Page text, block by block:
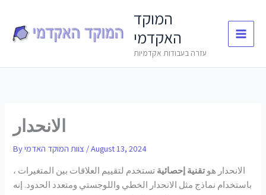
content
המוקד
האקדמי
עזרה בעבודות אקדמיות
الانحدار
By /August 13, 2024
الانحدار هوتقنية إحصائية تستخدم لتقييم العلاقات بين المتغيرات ،
باستخدام نماذج مثل الانحدار الخطي واللوجستي ومتعدد الحدود. إنه